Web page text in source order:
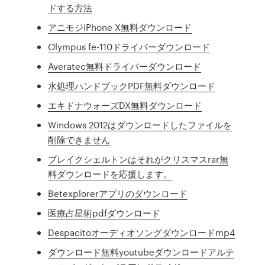
ドする方法
アニモジiPhone X無料ダウンロード
Olympus fe-110ドライバーダウンロード
Averatec無料ドライバーダウンロード
水処理ハンドブックPDF無料ダウンロード
エキドナウォーズDX無料ダウンロード
Windows 2012はダウンロードしたファイルを
削除できません
ブレイクシェルトンはそれがクリスマスrar無
料ダウンロードを応援します。
Betexplorerアプリのダウンロード
医療占星術pdfダウンロード
Despacitoオーディオソングダウンロードmp4
ダウンロード無料youtubeダウンロードアルテ